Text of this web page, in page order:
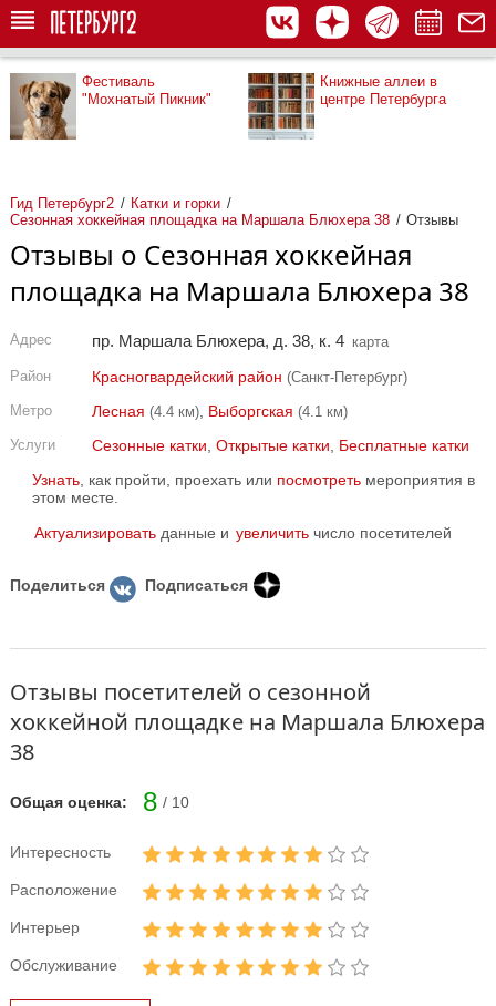
Фестиваль
"Мохнатый Пикник"
Книжные аллеи в
центре Петербурга
Гид Петербург2
Катки и горки
Сезонная хоккейная площадка на Маршала Блюхера 38
Отзывы
Отзывы о Сезонная хоккейная
площадка на Маршала Блюхера 38
Адрес пр. Маршала Блюхера, д. 38, к. 4 карта
Район Красногвардейский район (Санкт-Петербург)
Метро
Лесная (4.4 км), Выборгская (4.1 км)
Услуги
Сезонные катки Открытые катки
Бесплатные катки
Узнать , как пройти, проехать или посмотреть мероприятия в
этом месте.
Актуализировать данные и увеличить число посетителей
Поделиться Подписаться
Отзывы посетителей о сезонной
хоккейной площадке на Маршала Блюхера
38
Общая оценка: 8 / 10
Интересность
Расположение
Интерьер
Обслуживание